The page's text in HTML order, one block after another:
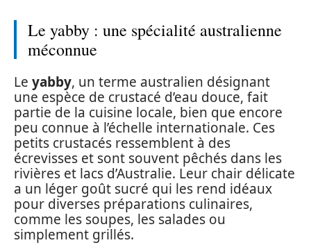
Le yabby : une spécialité australienne
méconnue
Le yabby, un terme australien désignant
une espèce de crustacé d’eau douce, fait
partie de la cuisine locale, bien que encore
peu connue à l’échelle internationale. Ces
petits crustacés ressemblent à des
écrevisses et sont souvent pêchés dans les
rivières et lacs d’Australie. Leur chair délicate
a un léger goût sucré qui les rend idéaux
pour diverses préparations culinaires,
comme les soupes, les salades ou
simplement grillés.